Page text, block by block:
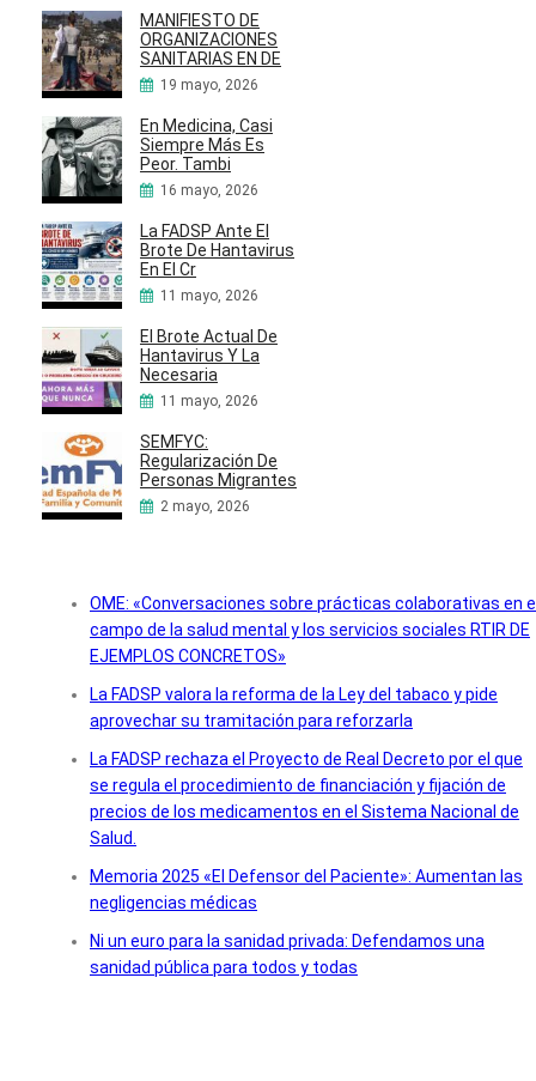
MANIFIESTO DE
ORGANIZACIONES
SANITARIAS EN DE
19 mayo, 2026
En Medicina, Casi
Siempre Más Es
Peor. Tambi
16 mayo, 2026
La FADSP Ante El
Brote De Hantavirus
En El Cr
11 mayo, 2026
El Brote Actual De
Hantavirus Y La
Necesaria
11 mayo, 2026
SEMFYC:
Regularización De
Personas Migrantes
2 mayo, 2026
OME: «Conversaciones sobre prácticas colaborativas en
campo de la salud mental y los servicios sociales RTIR DE
EJEMPLOS CONCRETOS»
La FADSP valora la reforma de la Ley del tabaco y pide
aprovechar su tramitación para reforzarla
La FADSP rechaza el Proyecto de Real Decreto por el que
se regula el procedimiento de financiación y fijación de
precios de los medicamentos en el Sistema Nacional de
Salud.
Memoria 2025 «El Defensor del Paciente»: Aumentan las
negligencias médicas
Ni un euro para la sanidad privada: Defendamos una
sanidad pública para todos y todas